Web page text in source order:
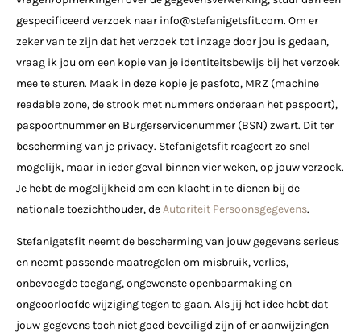
gespecificeerd verzoek naar info@stefanigetsfit.com. Om er
zeker van te zijn dat het verzoek tot inzage door jou is gedaan,
vraag ik jou om een kopie van je identiteitsbewijs bij het verzoek
mee te sturen. Maak in deze kopie je pasfoto, MRZ (machine
readable zone, de strook met nummers onderaan het paspoort),
paspoortnummer en Burgerservicenummer (BSN) zwart. Dit ter
bescherming van je privacy. Stefanigetsfit reageert zo snel
mogelijk, maar in ieder geval binnen vier weken, op jouw verzoek.
Je hebt de mogelijkheid om een klacht in te dienen bij de
nationale toezichthouder, deAutoriteit Persoonsgegevens.
Stefanigetsfit neemt de bescherming van jouw gegevens serieus
en neemt passende maatregelen om misbruik, verlies,
onbevoegde toegang, ongewenste openbaarmaking en
ongeoorloofde wijziging tegen te gaan. Als jij het idee hebt dat
jouw gegevens toch niet goed beveiligd zijn of er aanwijzingen